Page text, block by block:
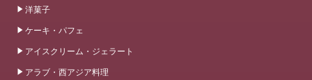
洋菓子
ケーキ・パフェ
アイスクリーム・ジェラート
アラブ・西アジア料理